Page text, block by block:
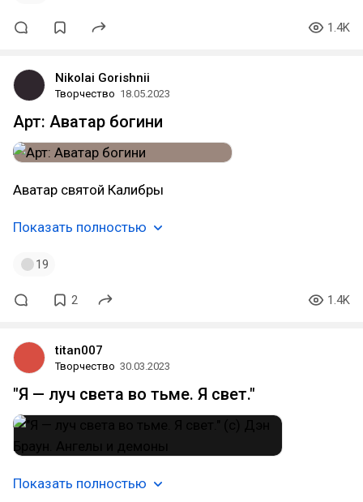
1.4K
Nikolai Gorishnii
Творчество 18.05.2023
Арт: Аватар богини
Аватар святой Калибры
Показать полностью
19
2 1.4K
titan007
Творчество 30.03.2023
"Я — луч света во тьме. Я свет."
Показать полностью